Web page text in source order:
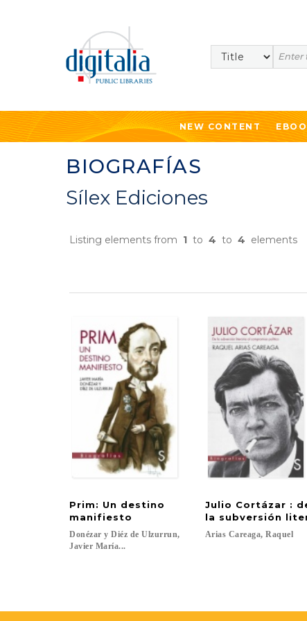
NEW CONTENT
BIOGRAFÍAS
Sílex Ediciones
Listing elements from 1 to 4 to 4 elements
Prim: Un destino
manifiesto
Donézar y Diéz de Ulzurrun,
Javier María...
Julio Cortázar :
la subversión
Arias Careaga, Raquel